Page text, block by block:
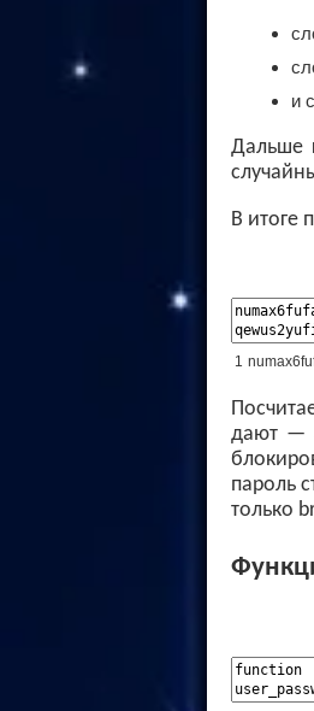
и
Дальше
В итоге
1
дают —
пароль
только